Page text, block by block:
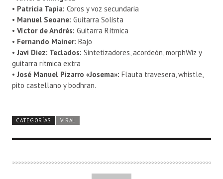
• Patricia Tapia: Coros y voz secundaria
• Manuel Seoane: Guitarra Solista
• Víctor de Andrés: Guitarra Rítmica
• Fernando Mainer: Bajo
•Javi Diez: Teclados: Sintetizadores, acordeón, morphWiz y
guitarra rítmica extra
• José Manuel Pizarro «Josema»: Flauta travesera, whistle,
pito castellano y bodhran.
CATEGORÍAS VIRAL